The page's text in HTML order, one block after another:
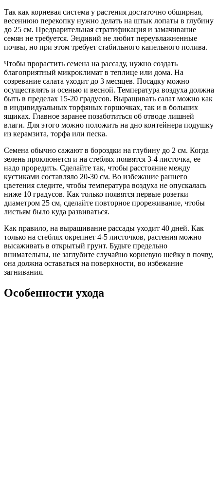
Так как корневая система у растения достаточно обширная,
весеннюю перекопку нужно делать на штык лопаты в глубину
до 25 см. Предварительная стратификация и замачивание
семян не требуется. Эндивий не любит переувлажненные
почвы, но при этом требует стабильного капельного полива.
Чтобы прорастить семена на рассаду, нужно создать
благоприятный микроклимат в теплице или дома. На
созревание салата уходит до 3 месяцев. Посадку можно
осуществлять и осенью и весной. Температура воздуха должна
быть в пределах 15-20 градусов. Выращивать салат можно как
в индивидуальных торфяных горшочках, так и в больших
ящиках. Главное заранее позаботиться об отводе лишней
влаги. Для этого можно положить на дно контейнера подушку
из керамзита, торфа или песка.
Семена обычно сажают в бороздки на глубину до 2 см. Когда
зелень проклюнется и на стеблях появятся 3-4 листочка, ее
надо проредить. Сделайте так, чтобы расстояние между
кустиками составляло 20-30 см. Во избежание раннего
цветения следите, чтобы температура воздуха не опускалась
ниже 10 градусов. Как только появятся первые розетки
диаметром 25 см, сделайте повторное прореживание, чтобы
листьям было куда развиваться.
Как правило, на выращивание рассады уходит 40 дней. Как
только на стеблях окрепнет 4-5 листочков, растения можно
высаживать в открытый грунт. Будьте предельно
внимательны, не заглубите случайно корневую шейку в почву,
она должна оставаться на поверхности, во избежание
загнивания.
Особенности ухода